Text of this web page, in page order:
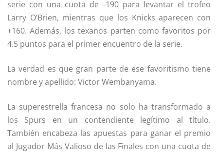
serie con una cuota de -190 para levantar el trofeo
Larry O’Brien, mientras que los Knicks aparecen con
+160. Además, los texanos parten como favoritos por
4.5 puntos para el primer encuentro de la serie.
La verdad es que gran parte de ese favoritismo tiene
nombre y apellido: Victor Wembanyama.
La superestrella francesa no solo ha transformado a
los Spurs en un contendiente legítimo al título.
También encabeza las apuestas para ganar el premio
al Jugador Más Valioso de las Finales con una cuota de